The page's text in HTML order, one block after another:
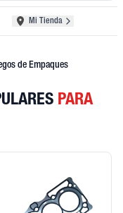
Mi Tienda
de Empaques
PARA